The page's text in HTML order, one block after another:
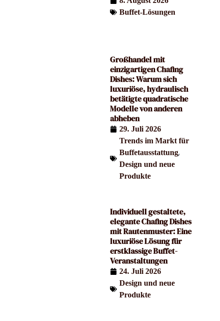
Buffet-Lösungen
Großhandel mit
einzigartigen Chafing
Dishes: Warum sich
luxuriöse, hydraulisch
betätigte quadratische
Modelle von anderen
abheben
29. Juli 2026
Trends im Markt für
Buffetausstattung,
Design und neue
Produkte
Individuell gestaltete,
elegante Chafing Dishes
mit Rautenmuster: Eine
luxuriöse Lösung für
erstklassige Buffet-
Veranstaltungen
24. Juli 2026
Design und neue
Produkte